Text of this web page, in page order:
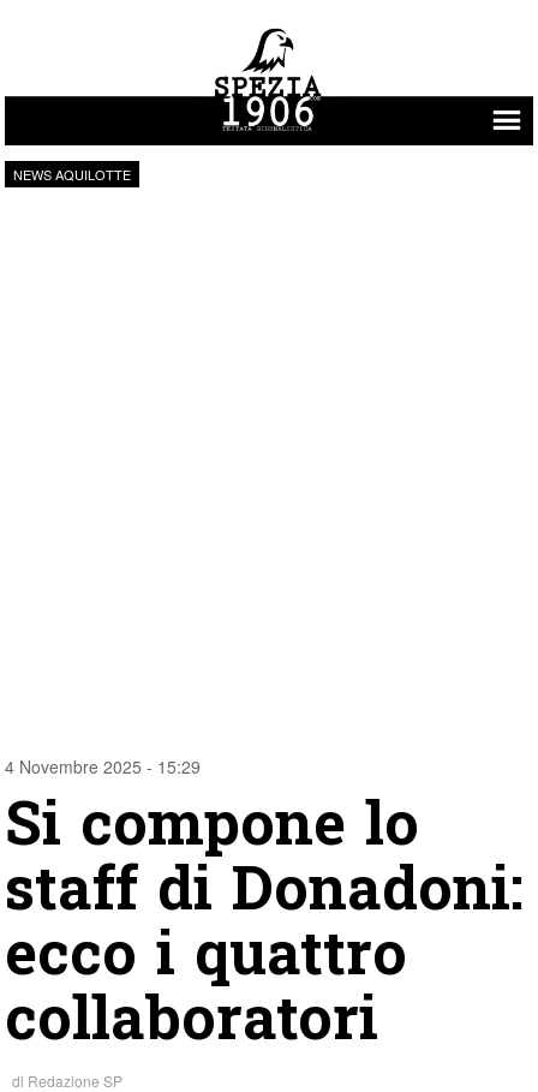
Vai al contenuto
NEWS AQUILOTTE
4 Novembre 2025 - 15:29
Si compone lo
staff di Donadoni:
ecco i quattro
collaboratori
di Redazione SP